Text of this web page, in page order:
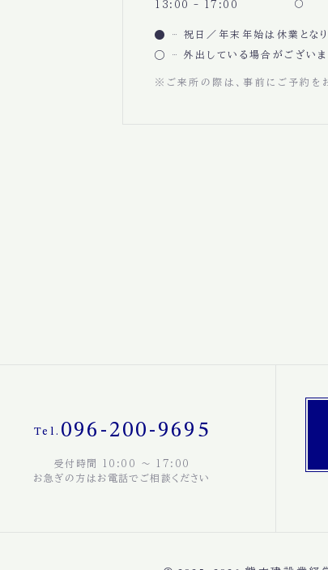
13:00 - 17:00
祝日／年末年始は休業となり
外出している場合がございま
※ご来所の際は、事前にご予約を
Tel. 096-200-9695
受付時間 10:00 〜 17:00
お急ぎの方はお電話でご相談ください